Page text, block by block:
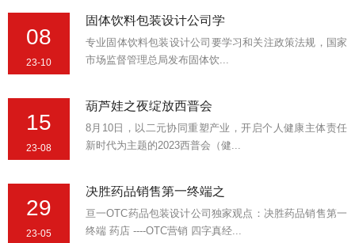
08
23-10
固体饮料包装设计公司学
专业固体饮料包装设计公司要学习和关注政策法规，国家
市场监督管理总局发布固体饮...
15
23-08
葫芦娃之夜绽放西普会
8月10日，以二元协同重塑产业，开启个人健康主体责任
新时代为主题的2023西普会（健...
29
23-05
决胜药品销售第一终端之
亘一OTC药品包装设计公司独家观点：决胜药品销售第一
终端 药店 ----OTC营销 四字真经...